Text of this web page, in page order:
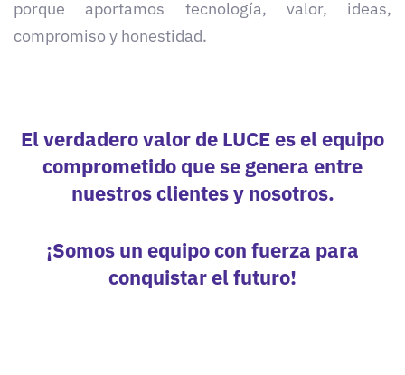
porque aportamos tecnología, valor, ideas,
compromiso y honestidad.
El verdadero valor de LUCE es el equipo
comprometido que se genera entre
nuestros clientes y nosotros.
¡Somos un equipo con fuerza para
conquistar el futuro!